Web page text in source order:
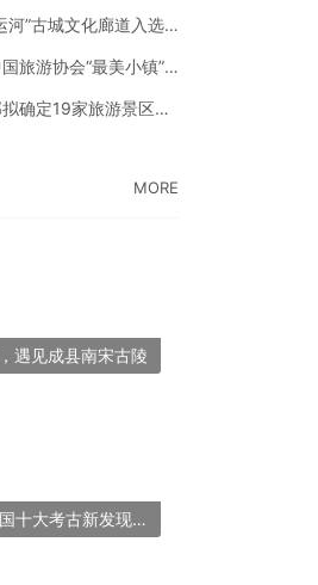
台儿庄“鲁风运河”古城文化廊道入选2024年度中国“十大最美农村路”
11家！首批中国旅游协会“最美小镇”新鲜出炉
文化和旅游部拟确定19家旅游景区为国家5A级旅游景区
MORE
遇见成县南宋古陵
2025年度全国十大考古新发现揭晓